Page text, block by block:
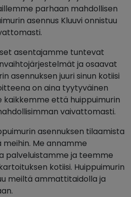
parhaan mahdollisen
asennus Kluuvi onnistuu
asentajamme tuntevat
ja osaavat
asennuksen juuri sinun kotiisi
on aina tyytyväinen
kaikkemme että huippuimurin
vaivattomasti.
asennuksen tilaamista
Me annamme
palveluistamme ja teemme
kotiisi. Huippuimurin
meiltä ammattitaidolla ja